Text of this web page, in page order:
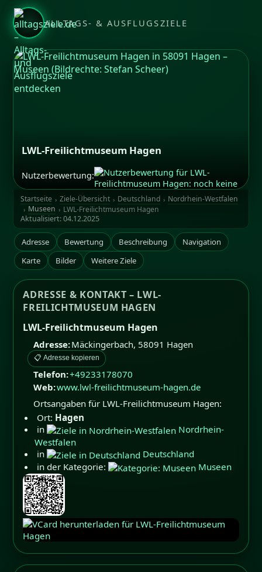
ALLTAGS- & AUSFLUGSZIELE
Bildrechte: Stefan Scheer
LWL-Freilichtmuseum Hagen
Nutzerbewertung:
Startseite Ziele-Übersicht Deutschland
Nordrhein-Westfalen
Museen
LWL-Freilichtmuseum Hagen
Aktualisiert:04.12.2025
Adresse Bewertung Beschreibung
Navigation
Karte
Bilder Weitere Ziele
ADRESSE & KONTAKT – LWL-
FREILICHTMUSEUM HAGEN
LWL-Freilichtmuseum Hagen
Adresse:Mäckingerbach, 58091 Hagen
📋 Adresse kopieren
Telefon:+49233178070
Web:www.lwl-freilichtmuseum-hagen.de
Ortsangaben für LWL-Freilichtmuseum Hagen:
Ort: Hagen
in
Nordrhein-
Westfalen
in
Deutschland
in der Kategorie:
Museen